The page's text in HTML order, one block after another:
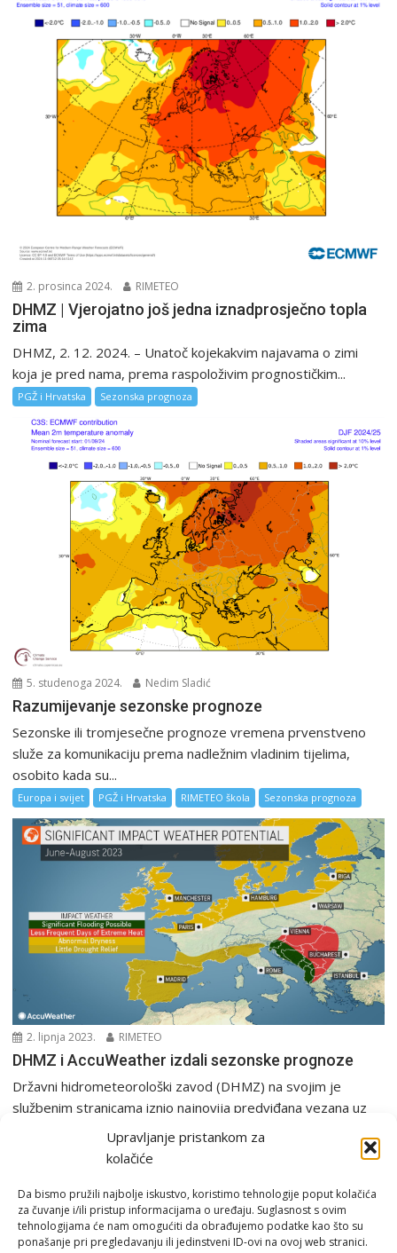
Upravljanje pristankom za
kolačiće
Da bismo pružili najbolje iskustvo, koristimo tehnologije poput kolačića
za čuvanje i/ili pristup informacijama o uređaju. Suglasnost s ovim
tehnologijama će nam omogućiti da obrađujemo podatke kao što su
ponašanje pri pregledavanju ili jedinstveni ID-ovi na ovoj web stranici.
2. prosinca 2024. RIMETEO
DHMZ | Vjerojatno još jedna iznadprosječno topla
zima
DHMZ, 2. 12. 2024. – Unatoč kojekakvim najavama o zimi
koja je pred nama, prema raspoloživim prognostičkim...
PGŽ i Hrvatska Sezonska prognoza
5. studenoga 2024. Nedim Sladić
Razumijevanje sezonske prognoze
Sezonske ili tromjesečne prognoze vremena prvenstveno
služe za komunikaciju prema nadležnim vladinim tijelima,
osobito kada su...
Europa i svijet PGŽ i Hrvatska RIMETEO škola Sezonska prognoza
2. lipnja 2023. RIMETEO
DHMZ i AccuWeather izdali sezonske prognoze
Državni hidrometeorološki zavod (DHMZ) na svojim je
službenim stranicama iznio najnovija predviđana vezana uz
sezonsku prognozu...
Sezonska prognoza